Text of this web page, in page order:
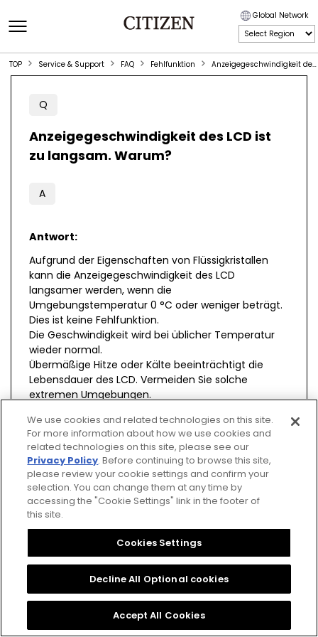
Global Network
TOP Service & Support FAQ Fehlfunktion Anzeigegeschwindigkeit des LCD ist zu langsam. Warum?
Q
Anzeigegeschwindigkeit des LCD ist
zu langsam. Warum?
A
Antwort:
Aufgrund der Eigenschaften von Flüssigkristallen
kann die Anzeigegeschwindigkeit des LCD
langsamer werden, wenn die
Umgebungstemperatur 0 °C oder weniger beträgt.
Dies ist keine Fehlfunktion.
Die Geschwindigkeit wird bei üblicher Temperatur
wieder normal.
Übermäßige Hitze oder Kälte beeinträchtigt die
Lebensdauer des LCD. Vermeiden Sie solche
extremen Umgebungen.
Privacy Policy CSR Procurement Guideline
Citizen Group Privacy Policy Cookies Settings
Copyright Citizen Watch Co., Ltd.
All Rights Reserved.
We use cookies and related technologies on this site.
For more information about how we use cookies and
related technologies on this site, please see our
Privacy Policy. Before continuing to browse this site,
please review your cookie settings and confirm your
selection. You can change them at any time by
accessing the "Cookie Settings" link in the footer of
this site.
Cookies Settings
Decline All Optional cookies
Accept All Cookies